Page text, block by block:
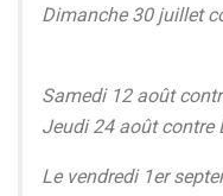
Dimanche 30 juillet
Samedi 12 août
Jeudi 24 août contre
Le vendredi 1er